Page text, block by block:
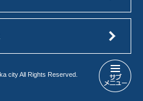
環
city All Rights Reserved.